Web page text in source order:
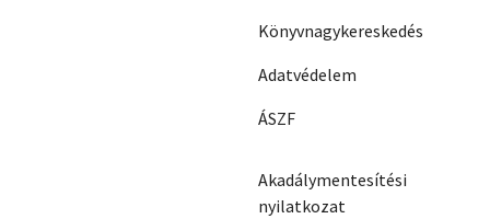
Könyvnagykereskedés
Adatvédelem
ÁSZF
Akadálymentesítési
nyilatkozat